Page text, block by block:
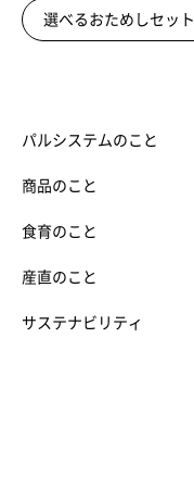
選べるおためしセット
パルシステムのこと
商品のこと
食育のこと
産直のこと
サステナビリティ